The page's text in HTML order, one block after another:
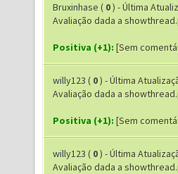
Bruxinhase ( 0) - Última
Avaliação dada a
Positiva (+1): [Sem
willy123 ( 0) - Última
Avaliação dada a
Positiva (+1): [Sem
willy123 ( 0) - Última
Avaliação dada a